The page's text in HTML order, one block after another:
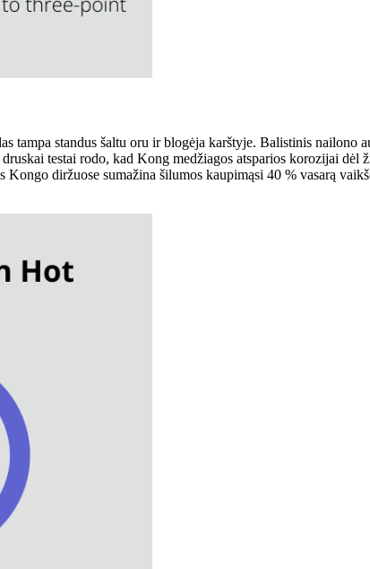
tampa standus šaltu oru ir blogėja karštyje. Balistinis nailono
testai rodo, kad Kong medžiagos atsparios korozijai dėl
diržuose sumažina šilumos kaupimąsi 40 % vasarą